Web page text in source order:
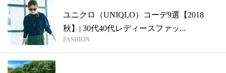
ユニクロ（UNIQLO）コーデ9選【2018
秋】| 30代40代レディースファッ...
FASHION